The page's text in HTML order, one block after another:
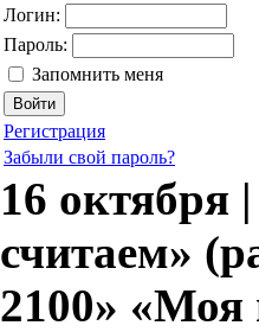
Логин:
Пароль:
Запомнить меня
Регистрация
Забыли свой пароль?
16 октября
считаем»
2100» «Моя